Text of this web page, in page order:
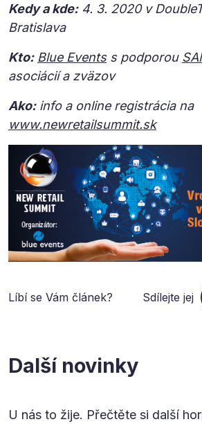
Kedy a kde:4. 3. 2020 v
Bratislava
Kto: Blue Eventss podporou
asociácií a zväzov
Ako:info a online registrácia na
www.newretailsummit.sk
Líbí se Vám článek? Sdílejte jej
Další novinky
U nás to žije. Přečtěte si další